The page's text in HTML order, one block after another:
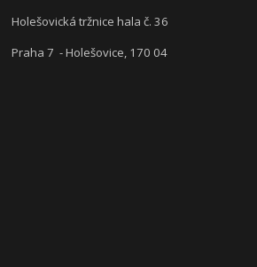
Holešovická tržnice hala č. 36
Praha 7 - Holešovice, 170 04